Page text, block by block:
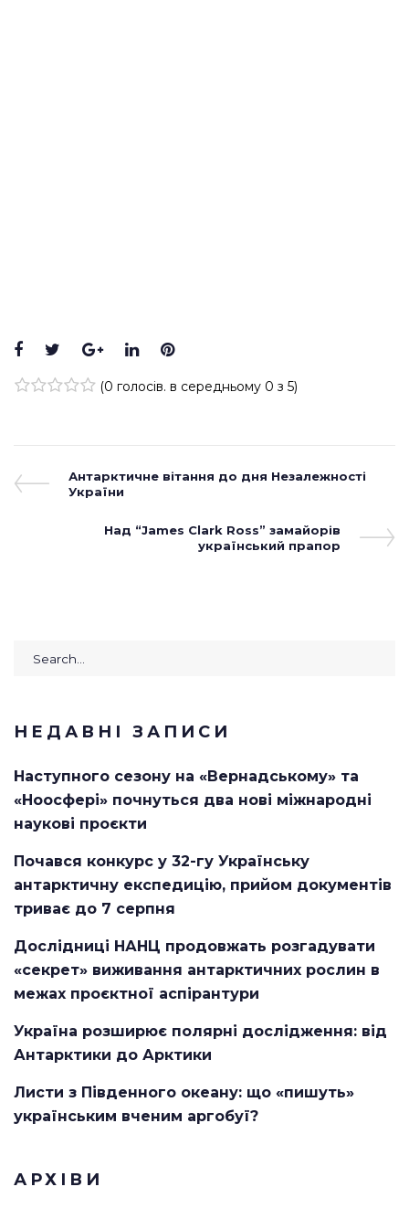
(0 голосів. в середньому 0 з 5)
Антарктичне вітання до дня Незалежності
України
Над “James Clark Ross” замайорів
український прапор
НЕДАВНІ ЗАПИСИ
Наступного сезону на «Вернадському» та
«Ноосфері» почнуться два нові міжнародні
наукові проєкти
Почався конкурс у 32-гу Українську
антарктичну експедицію, прийом документів
триває до 7 серпня
Дослідниці НАНЦ продовжать розгадувати
«секрет» виживання антарктичних рослин в
межах проєктної аспірантури
Україна розширює полярні дослідження: від
Антарктики до Арктики
Листи з Південного океану: що «пишуть»
українським вченим аргобуї?
АРХІВИ